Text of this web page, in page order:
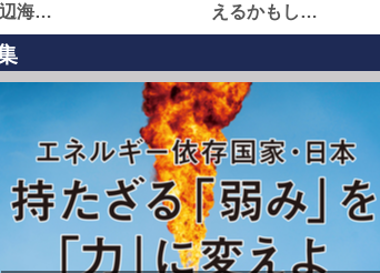
海…
えるかもし…